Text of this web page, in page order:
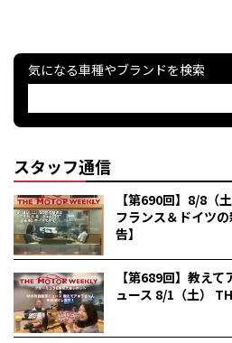
気になる車種やブランドを検索
スタッフ通信
【第690回】8/8（
フランス＆ドイツ
告】
【第689回】教え
ュース 8/1（土）